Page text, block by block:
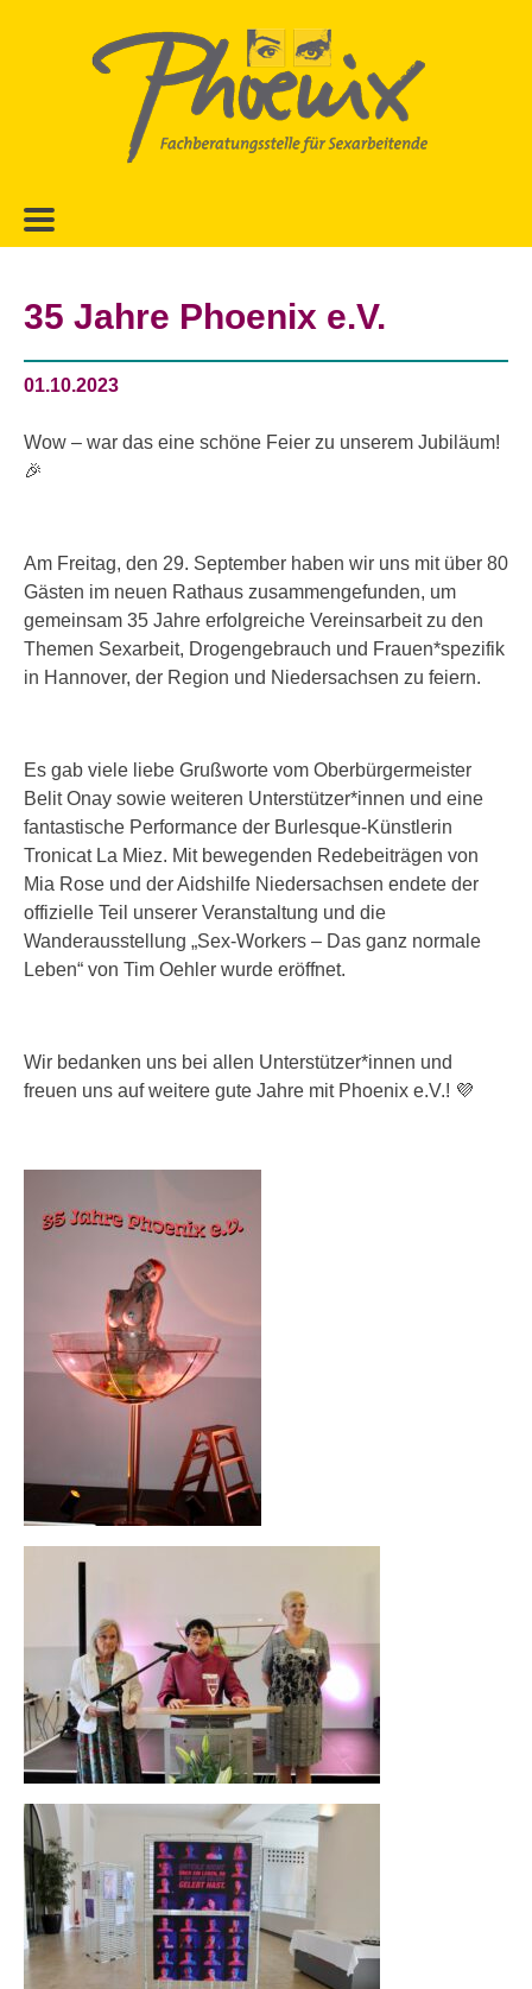
Hauptnavigation
35 Jahre Phoenix e.V.
01.10.2023
Wow – war das eine schöne Feier zu unserem Jubiläum!
🎉
Am Freitag, den 29. September haben wir uns mit über 80
Gästen im neuen Rathaus zusammengefunden, um
gemeinsam 35 Jahre erfolgreiche Vereinsarbeit zu den
Themen Sexarbeit, Drogengebrauch und Frauen*spezifik
in Hannover, der Region und Niedersachsen zu feiern.
Es gab viele liebe Grußworte vom Oberbürgermeister
Belit Onay sowie weiteren Unterstützer*innen und eine
fantastische Performance der Burlesque-Künstlerin
Tronicat La Miez. Mit bewegenden Redebeiträgen von
Mia Rose und der Aidshilfe Niedersachsen endete der
offizielle Teil unserer Veranstaltung und die
Wanderausstellung „Sex-Workers – Das ganz normale
Leben“ von Tim Oehler wurde eröffnet.
Wir bedanken uns bei allen Unterstützer*innen und
freuen uns auf weitere gute Jahre mit Phoenix e.V.! 💜